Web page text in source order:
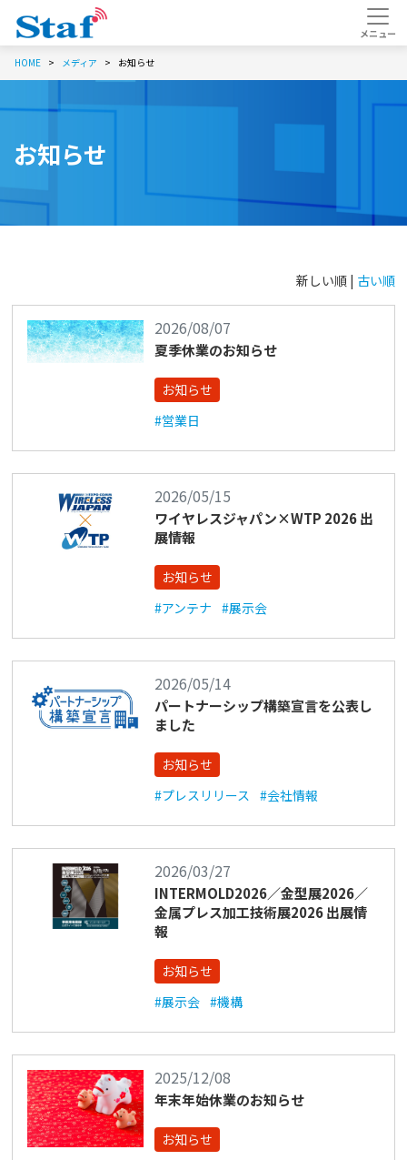
HOME メディア お知らせ
お知らせ
新しい順 | 古い順
2026/08/07
夏季休業のお知らせ
お知らせ
#営業日
2026/05/15
ワイヤレスジャパン×WTP 2026 出
展情報
お知らせ
#アンテナ #展示会
2026/05/14
パートナーシップ構築宣言を公表し
ました
お知らせ
#プレスリリース #会社情報
2026/03/27
INTERMOLD2026／金型展2026／
金属プレス加工技術展2026 出展情
報
お知らせ
#展示会 #機構
2025/12/08
年末年始休業のお知らせ
お知らせ